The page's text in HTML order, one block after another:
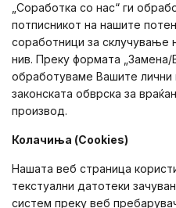
„Соработка со нас“ ги
потписникот на нашите
соработници за склучување
нив. Преку формата
обработуваме Вашите
законската обврска за
производ.
Колачиња (Cookies)
Нашата веб страница
текстуални датотеки
систем преку веб